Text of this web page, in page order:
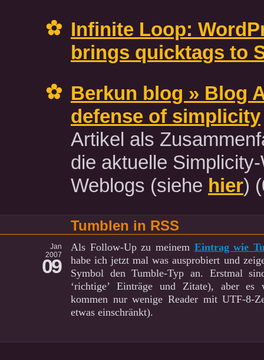
Infinite Loop:
brings quicktags to
Berkun blog » Blog
defense of simplicity
Artikel als
die aktuelle
Weblogs (siehe hier)
Tumblen in RSS
Jan
2007
09
Als Follow-Up zu meinem Eintrag wie
habe ich jetzt mal was ausprobiert und
Symbol den Tumble-Typ an. Erstmal
‘richtige’ Einträge und Zitate), aber es
kommen nur wenige Reader mit UTF-8-
etwas einschränkt).